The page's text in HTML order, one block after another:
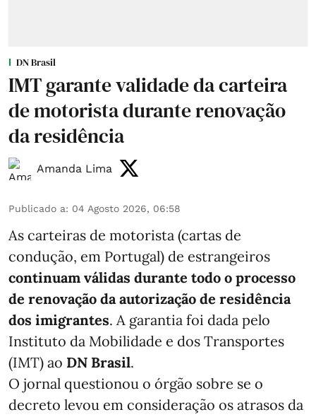
DN Brasil
IMT garante validade da carteira
de motorista durante renovação
da residência
Amanda Lima
Publicado a: 04 Agosto 2026, 06:58
As carteiras de motorista (cartas de
condução, em Portugal) de estrangeiros
continuam válidas durante todo o processo
de renovação da autorização de residência
dos imigrantes. A garantia foi dada pelo
Instituto da Mobilidade e dos Transportes
(IMT) ao DN Brasil.
O jornal questionou o órgão sobre se o
decreto levou em consideração os atrasos da